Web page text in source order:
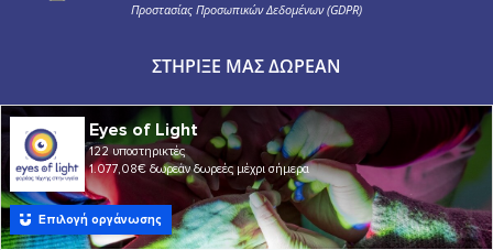
Προστασίας Προσωπικών Δεδομένων (GDPR)
ΣΤΉΡΙΞΕ ΜΑΣ ΔΩΡΕΆΝ